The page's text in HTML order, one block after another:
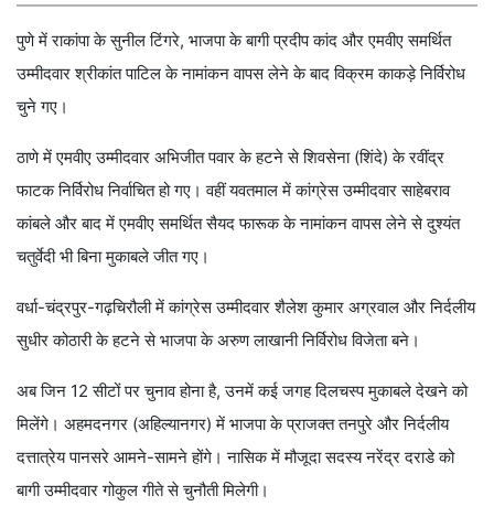
पुणे में राकांपा के सुनील टिंगरे, भाजपा के बागी प्रदीप कांद और एमवीए समर्थित
उम्मीदवार श्रीकांत पाटिल के नामांकन वापस लेने के बाद विक्रम काकड़े निर्विरोध
चुने गए।
ठाणे में एमवीए उम्मीदवार अभिजीत पवार के हटने से शिवसेना (शिंदे) के रवींद्र
फाटक निर्विरोध निर्वाचित हो गए। वहीं यवतमाल में कांग्रेस उम्मीदवार साहेबराव
कांबले और बाद में एमवीए समर्थित सैयद फारूक के नामांकन वापस लेने से दुश्यंत
चतुर्वेदी भी बिना मुकाबले जीत गए।
वर्धा-चंद्रपुर-गढ़चिरौली में कांग्रेस उम्मीदवार शैलेश कुमार अग्रवाल और निर्दलीय
सुधीर कोठारी के हटने से भाजपा के अरुण लाखानी निर्विरोध विजेता बने।
अब जिन 12 सीटों पर चुनाव होना है, उनमें कई जगह दिलचस्प मुकाबले देखने को
मिलेंगे। अहमदनगर (अहिल्यानगर) में भाजपा के प्राजक्त तनपुरे और निर्दलीय
दत्तात्रेय पानसरे आमने-सामने होंगे। नासिक में मौजूदा सदस्य नरेंद्र दराडे को
बागी उम्मीदवार गोकुल गीते से चुनौती मिलेगी।